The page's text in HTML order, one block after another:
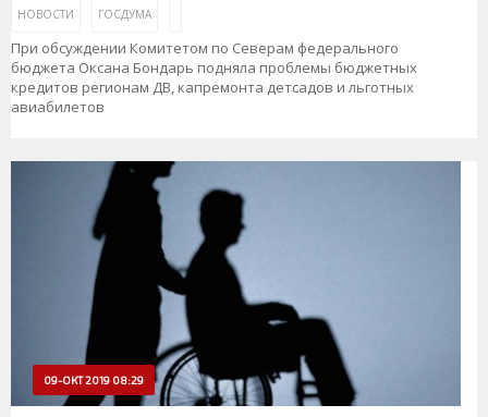
НОВОСТИ ГОСДУМА
При обсуждении Комитетом по Северам федерального
бюджета Оксана Бондарь подняла проблемы бюджетных
кредитов регионам ДВ, капремонта детсадов и льготных
авиабилетов
09-ОКТ 2019 08:29